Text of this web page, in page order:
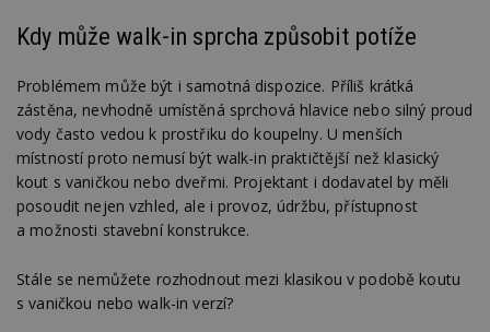
Kdy může walk-in sprcha způsobit potíže
Problémem může být i samotná dispozice. Příliš krátká
zástěna, nevhodně umístěná sprchová hlavice nebo silný proud
vody často vedou k prostřiku do koupelny. U menších
místností proto nemusí být walk-in praktičtější než klasický
kout s vaničkou nebo dveřmi. Projektant i dodavatel by měli
posoudit nejen vzhled, ale i provoz, údržbu, přístupnost
a možnosti stavební konstrukce.
Stále se nemůžete rozhodnout mezi klasikou v podobě koutu
s vaničkou nebo walk-in verzí?